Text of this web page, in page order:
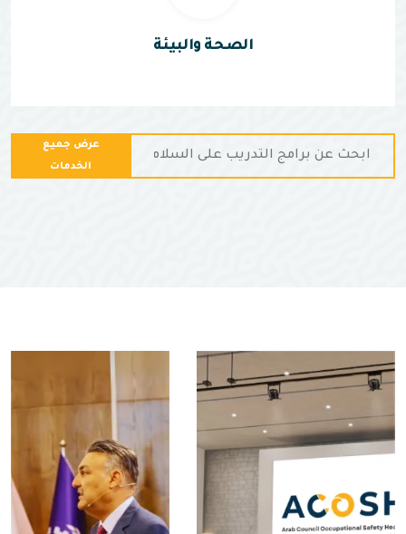
الصحة والبيئة
عرض جميع
الخدمات